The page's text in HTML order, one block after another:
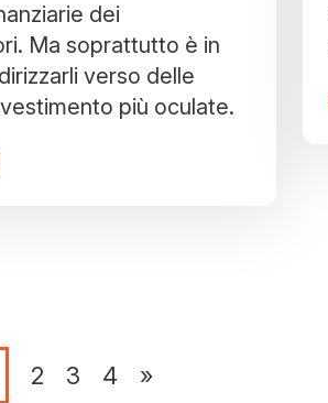
dei
Ma soprattutto è in
verso delle
più oculate.
2 3 4 »